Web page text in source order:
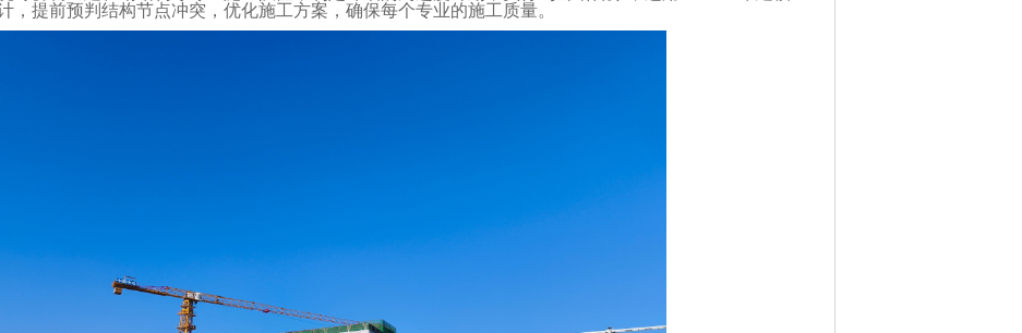
，提前预判结构节点冲突，优化施工方案，确保每个专业的施工质量。